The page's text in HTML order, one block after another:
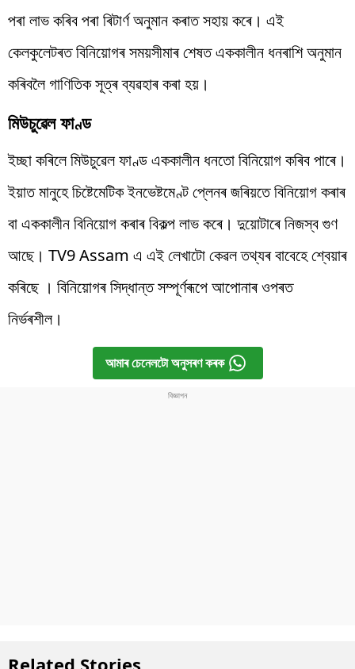
পৰা লাভ কৰিব পৰা ৰিটাৰ্ণ অনুমান কৰাত সহায় কৰে। এই
কেলকুলেটৰত বিনিয়োগৰ সময়সীমাৰ শেষত এককালীন ধনৰাশি অনুমান
কৰিবলৈ গাণিতিক সূত্ৰ ব্যৱহাৰ কৰা হয়।
মিউচুৱেল ফাণ্ড
ইচ্ছা কৰিলে মিউচুৱেল ফাণ্ড এককালীন ধনতো বিনিয়োগ কৰিব পাৰে।
ইয়াত মানুহে চিষ্টেমেটিক ইনভেষ্টমেণ্ট প্লেনৰ জৰিয়তে বিনিয়োগ কৰাৰ
বা এককালীন বিনিয়োগ কৰাৰ বিকল্প লাভ কৰে। দুয়োটাৰে নিজস্ব গুণ
আছে। TV9 Assam এ এই লেখাটো কেৱল তথ্যৰ বাবেহে শ্বেয়াৰ
কৰিছে । বিনিয়োগৰ সিদ্ধান্ত সম্পূৰ্ণৰূপে আপোনাৰ ওপৰত
নিৰ্ভৰশীল।
আমাৰ চেনেলটো অনুসৰণ কৰক
Related Stories